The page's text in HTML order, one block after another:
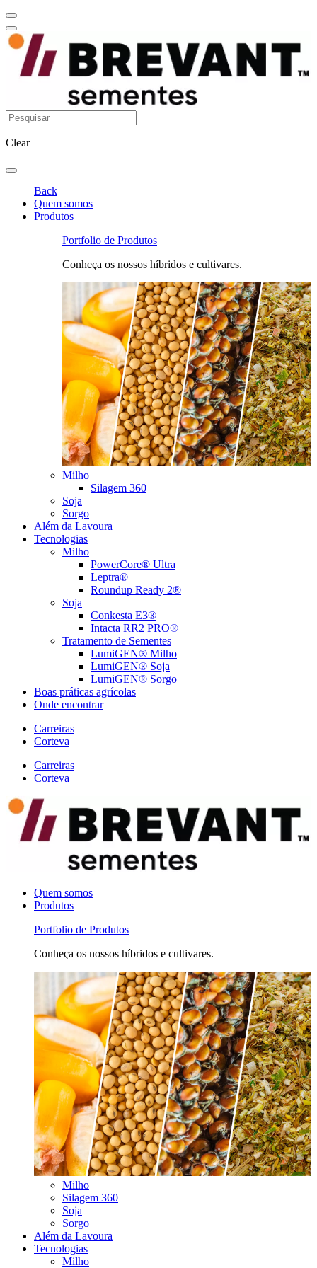
Clear
Back
Quem somos
Produtos
Portfolio de Produtos
Conheça os nossos híbridos e cultivares.
Milho
Silagem 360
Soja
Sorgo
Além da Lavoura
Tecnologias
Milho
PowerCore® Ultra
Leptra®
Roundup Ready 2®
Soja
Conkesta E3®
Intacta RR2 PRO®
Tratamento de Sementes
LumiGEN® Milho
LumiGEN® Soja
LumiGEN® Sorgo
Boas práticas agrícolas
Onde encontrar
Carreiras
Corteva
Carreiras
Corteva
Quem somos
Produtos
Portfolio de Produtos
Conheça os nossos híbridos e cultivares.
Milho
Silagem 360
Soja
Sorgo
Além da Lavoura
Tecnologias
Milho